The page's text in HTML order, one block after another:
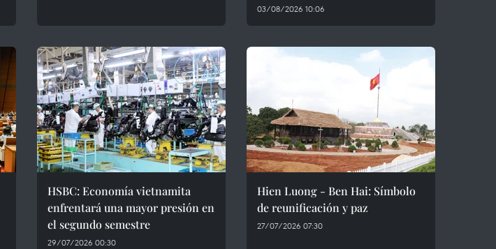
03/08/2026 10:06
HSBC: Economía vietnamita
enfrentará una mayor presión en
el segundo semestre
29/07/2026 00:30
Hien Luong - Ben Hai: Símbolo
de reunificación y paz
27/07/2026 07:30